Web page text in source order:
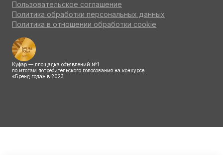
Пользовательское соглашение
Политика обработки персональных данных
Политика в отношении обработки cookie
Куфар — площадка объявлений №1
по итогам потребительского голосования на конкурсе
«Бренд года» в 2023